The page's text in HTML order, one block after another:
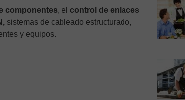
componentes, el control de enlaces
sistemas de cableado estructurado,
y equipos.